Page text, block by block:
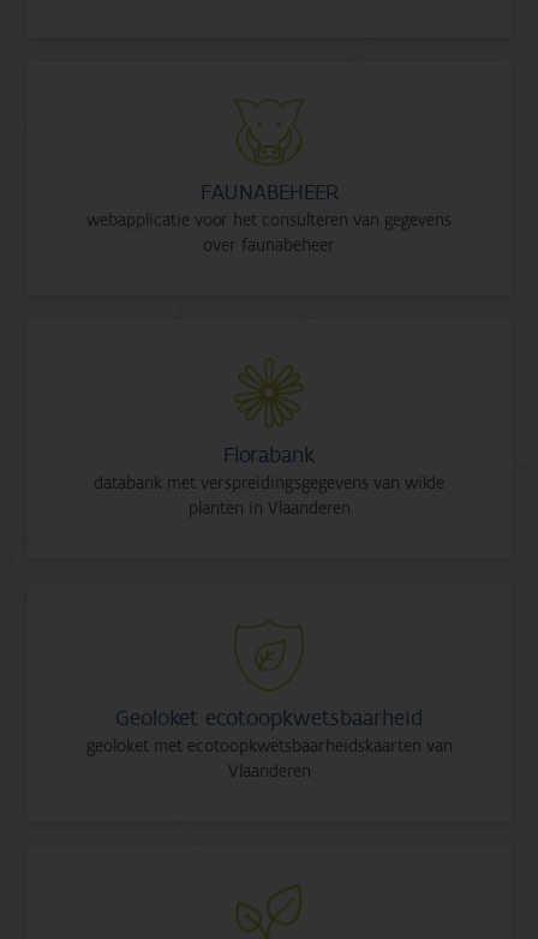
FAUNABEHEER
webapplicatie voor het consulteren van gegevens
over faunabeheer
Florabank
databank met verspreidingsgegevens van wilde
planten in Vlaanderen
Geoloket ecotoopkwetsbaarheid
geoloket met ecotoopkwetsbaarheidskaarten van
Vlaanderen